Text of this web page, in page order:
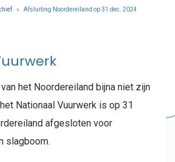
> Afsluiting Noordereiland op 31 dec. 2024
het Noordereiland bijna niet zijn
Nationaal Vuurwerk is op 31
afgesloten voor
slagboom.